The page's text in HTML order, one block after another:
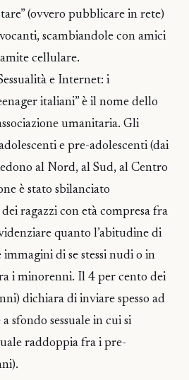
(ovvero pubblicare in rete)
scambiandole con amici
cellulare.
e Internet: i
italiani” è il nome dello
umanitaria. Gli
e pre-adolescenti (dai
al Nord, al Sud, al Centro
è stato sbilanciato
ragazzi con età compresa fra
quanto l’abitudine di
di se stessi nudi o in
i minorenni. Il 4 per cento dei
dichiara di inviare spesso ad
sfondo sessuale in cui si
raddoppia fra i pre-